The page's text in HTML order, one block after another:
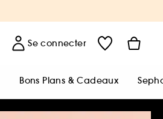
Se connecter
Bons Plans & Cadeaux